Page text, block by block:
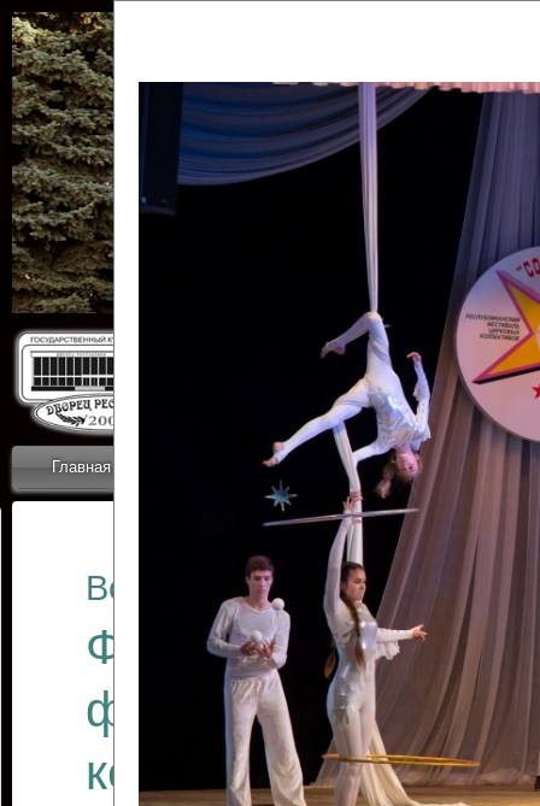
Главная Коллективы Новости
ОТЧЕТЫ ГКЦ
Все отчеты
Финал
фестиваля
коллективов